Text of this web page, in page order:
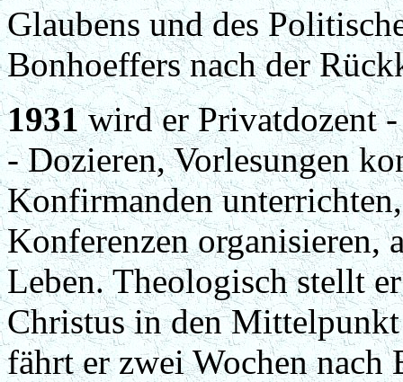
Glaubens und des
Bonhoeffers nach der
1931wird er Privatdozent
- Dozieren, Vorlesungen
Konfirmanden
Konferenzen organisieren,
Leben. Theologisch stellt
Christus in den
fährt er zwei Wochen